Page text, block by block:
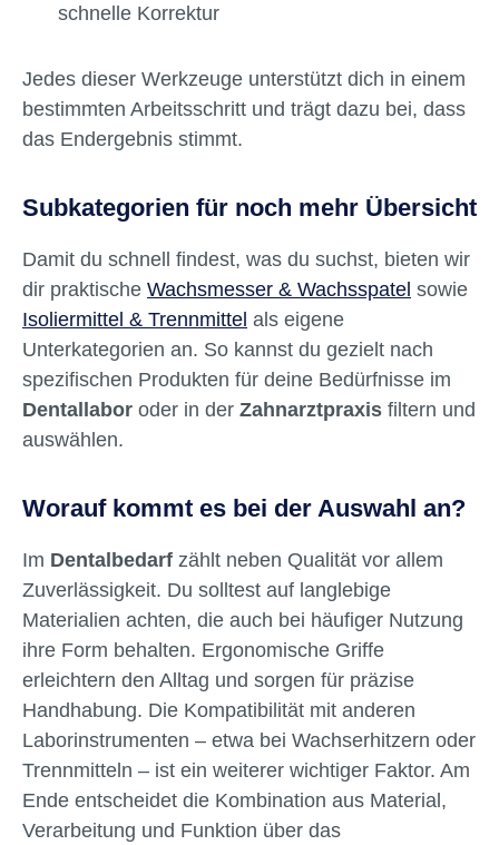
schnelle Korrektur
Jedes dieser Werkzeuge unterstützt dich in einem
bestimmten Arbeitsschritt und trägt dazu bei, dass
das Endergebnis stimmt.
Subkategorien für noch mehr Übersicht
Damit du schnell findest, was du suchst, bieten wir
dir praktische Wachsmesser & Wachsspatel sowie
Isoliermittel & Trennmittel als eigene
Unterkategorien an. So kannst du gezielt nach
spezifischen Produkten für deine Bedürfnisse im
Dentallabor oder in der Zahnarztpraxis filtern und
auswählen.
Worauf kommt es bei der Auswahl an?
Im Dentalbedarf zählt neben Qualität vor allem
Zuverlässigkeit. Du solltest auf langlebige
Materialien achten, die auch bei häufiger Nutzung
ihre Form behalten. Ergonomische Griffe
erleichtern den Alltag und sorgen für präzise
Handhabung. Die Kompatibilität mit anderen
Laborinstrumenten – etwa bei Wachserhitzern oder
Trennmitteln – ist ein weiterer wichtiger Faktor. Am
Ende entscheidet die Kombination aus Material,
Verarbeitung und Funktion über das